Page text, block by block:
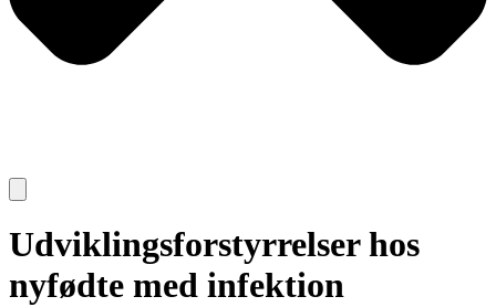
Udviklingsforstyrrelser hos
nyfødte med infektion